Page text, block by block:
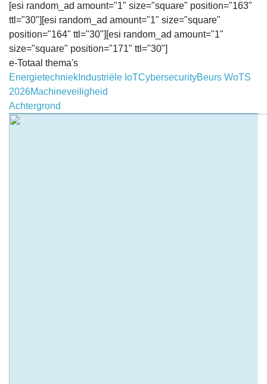
[esi random_ad amount="1" size="square" position="163"
ttl="30"][esi random_ad amount="1" size="square"
position="164" ttl="30"][esi random_ad amount="1"
size="square" position="171" ttl="30"]
e-Totaal thema's
Energietechniek Industriële IoTCybersecurityBeurs WoTS
2026Machineveiligheid
Achtergrond